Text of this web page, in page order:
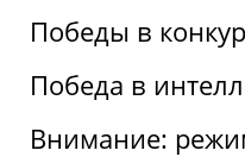
Победы в
Победа в
Внимание: